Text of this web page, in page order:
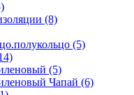
(8)
(5)
(5)
Чапай (6)